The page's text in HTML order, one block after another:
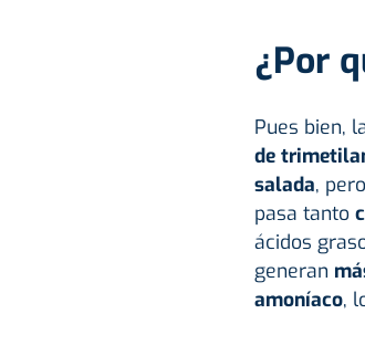
¿Por
Pues bien,
de
salada,
pasa tanto
ácidos
generan
amoníaco,